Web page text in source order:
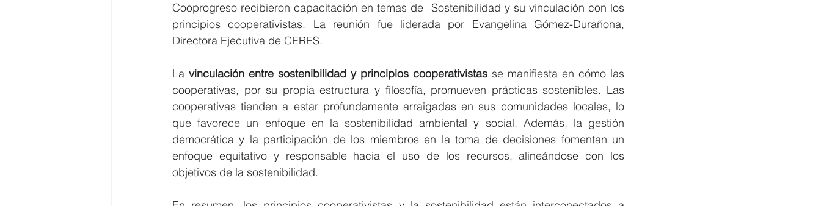
Cooprogreso recibieron capacitación en temas de  Sostenibilidad y su vinculación con los
principios cooperativistas. La reunión fue liderada por Evangelina Gómez-Durañona,
Directora Ejecutiva de CERES.
La vinculación entre sostenibilidad y principios cooperativistas se manifiesta en cómo las
cooperativas, por su propia estructura y filosofía, promueven prácticas sostenibles. Las
cooperativas tienden a estar profundamente arraigadas en sus comunidades locales, lo
que favorece un enfoque en la sostenibilidad ambiental y social. Además, la gestión
democrática y la participación de los miembros en la toma de decisiones fomentan un
enfoque equitativo y responsable hacia el uso de los recursos, alineándose con los
objetivos de la sostenibilidad.